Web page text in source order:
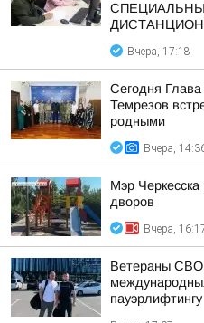
Вчера, 17:18
Сегодня
Темрезов
родными
Вчера,
Мэр Черкесска
дворов
Вчера,
Ветераны СВО
пауэрлифтингу